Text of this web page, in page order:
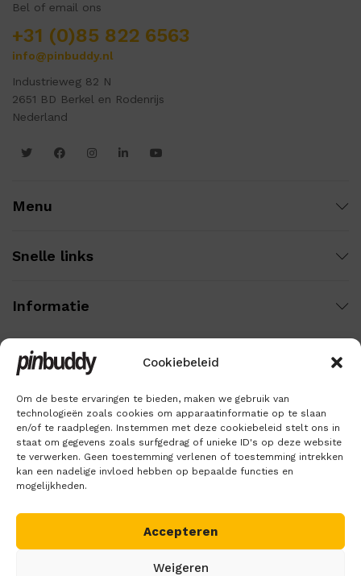
Cookiebeleid
Om de beste ervaringen te bieden, maken we gebruik van
technologieën zoals cookies om apparaatinformatie op te slaan
en/of te raadplegen. Instemmen met deze cookiebeleid stelt ons in
staat om gegevens zoals surfgedrag of unieke ID's op deze website
te verwerken. Geen toestemming verlenen of toestemming intrekken
kan een nadelige invloed hebben op bepaalde functies en
mogelijkheden.
Accepteren
Weigeren
Bel of email ons
+31 (0)85 822 6563
info@pinbuddy.nl
Industrieweg 82 N
2651 BD Berkel en Rodenrijs
Nederland
Menu
Snelle links
Informatie